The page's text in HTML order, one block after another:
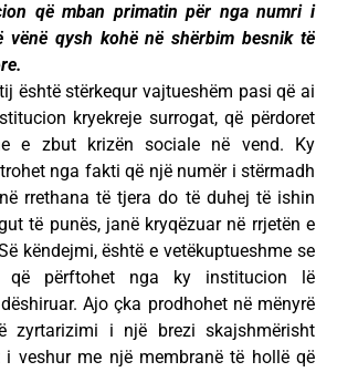
që mban primatin për nga numri i
vënë qysh kohë në shërbim besnik të
është stërkequr vajtueshëm pasi që ai
kryekreje surrogat, që përdoret
e zbut krizën sociale në vend. Ky
nga fakti që një numër i stërmadh
rrethana të tjera do të duhej të ishin
të punës, janë kryqëzuar në rrjetën e
këndejmi, është e vetëkuptueshme se
që përftohet nga ky institucion lë
Ajo çka prodhohet në mënyrë
zyrtarizimi i një brezi skajshmërisht
i veshur me një membranë të hollë që